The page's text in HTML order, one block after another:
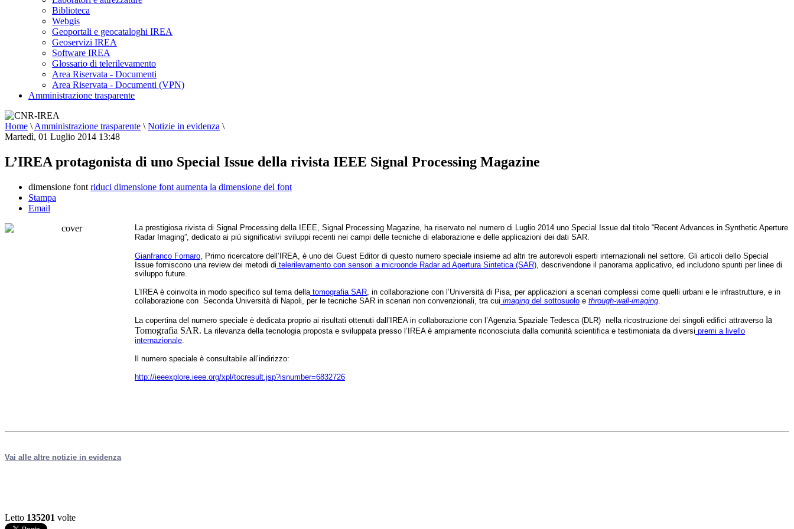
Biblioteca
Webgis
Geoportali e geocataloghi IREA
Geoservizi IREA
Software IREA
Glossario di telerilevamento
Area Riservata - Documenti
Area Riservata - Documenti (VPN)
Amministrazione trasparente
Home \ Amministrazione trasparente \ Notizie in evidenza \
Martedì, 01 Luglio 2014 13:48
L’IREA protagonista di uno Special Issue della rivista IEEE Signal Processing Magazine
dimensione font riduci dimensione font aumenta la dimensione del font
Stampa
Email
La prestigiosa rivista di Signal Processing della IEEE, Signal Processing Magazine, ha riservato nel numero di Luglio 2014 uno Special Issue dal titolo “Recent Advances in Synthetic Aperture
Radar Imaging”, dedicato ai più significativi sviluppi recenti nei campi delle tecniche di elaborazione e delle applicazioni dei dati SAR.
Gianfranco Fornaro , Primo ricercatore dell’IREA, è uno dei Guest Editor di questo numero speciale insieme ad altri tre autorevoli esperti internazionali nel settore. Gli articoli dello Special
Issue forniscono una review dei metodi di telerilevamento con sensori a microonde Radar ad Apertura Sintetica (SAR) , descrivendone il panorama applicativo, ed includono spunti per linee di
sviluppo future.
L’IREA è coinvolta in modo specifico sul tema della tomografia SAR , in collaborazione con l’Università di Pisa, per applicazioni a scenari complessi come quelli urbani e le infrastrutture, e in
collaborazione con Seconda Università di Napoli, per le tecniche SAR in scenari non convenzionali, tra cui imaging del sottosuolo e through-wall-imaging
La copertina del numero speciale è dedicata proprio ai risultati ottenuti dall’IREA in collaborazione con l’Agenzia Spaziale Tedesca (DLR) nella ricostruzione dei singoli edifici attraverso la
Tomografia SAR. La rilevanza della tecnologia proposta e sviluppata presso l’IREA è ampiamente riconosciuta dalla comunità scientifica e testimoniata da diversi premi a livello
internazionale
Il numero speciale è consultabile all’indirizzo:
http://ieeexplore.ieee.org/xpl/tocresult.jsp?isnumber=6832726
Vai alle altre notizie in evidenza
Letto 135201 volte